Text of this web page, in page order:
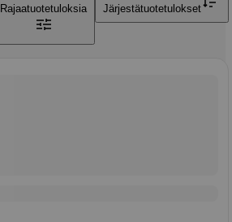
Rajaatuotetuloksia Järjestätuotetulokset